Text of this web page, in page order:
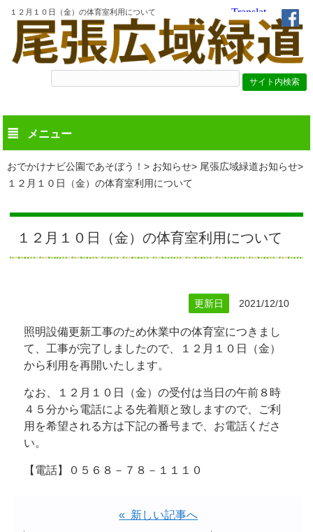
１２月１０日（金）の体育室利用について
メニュー
おでかけナビ公園であそぼう！ お知らせ
尾張広域緑道お知らせ
１２月１０日（金）の体育室利用について
１２月１０日（金）の体育室利用について
更新日 2021/12/10
照明設備更新工事のため休業中の体育室につきまし
て、工事が完了しましたので、１２月１０日（金）
から利用を再開いたします。
なお、１２月１０日（金）の受付は当日の午前８時
４５分から電話による先着順と致しますので、ご利
用を希望される方は下記の番号まで、お電話くださ
い。
【電話】０５６８－７８－１１１０
« 新しい記事へ